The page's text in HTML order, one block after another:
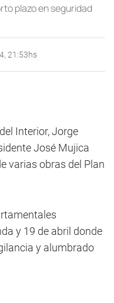
plazo en seguridad
21:53hs
Interior, Jorge
José Mujica
varias obras del Plan
y 19 de abril donde
y alumbrado